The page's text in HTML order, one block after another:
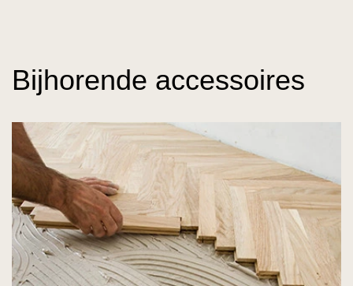
Bijhorende accessoires